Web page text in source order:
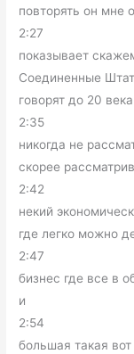
повторять он мне
2:27
показывает
Соединенные
говорят до 20 века
2:35
никогда не
скорее
2:42
некий
где легко можно
2:47
бизнес где все в
и
2:54
большая такая